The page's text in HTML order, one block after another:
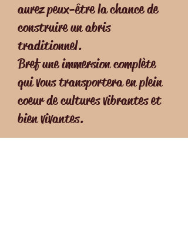
aurez peux-être la chance de
construire un abris
traditionnel.
Bref une immersion complète
qui vous transportera en plein
coeur de cultures vibrantes et
bien vivantes.